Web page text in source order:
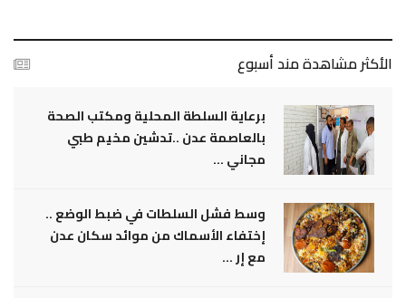
الأكثر مشاهدة مند أسبوع
برعاية السلطة المحلية ومكتب الصحة
بالعاصمة عدن ..تدشين مخيم طبي
مجاني ...
وسط فشل السلطات في ضبط الوضع ..
إختفاء الأسماك من موائد سكان عدن
مع إر ...